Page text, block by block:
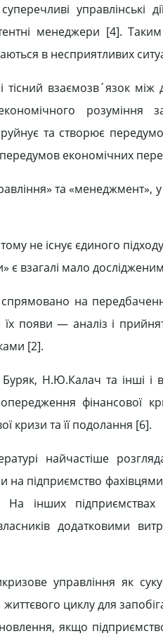
управлінські
менеджери [4].
в несприятливих
тісний взаємозв´язок
розуміння
та створює
економічних
та «менеджмент»,
не існує єдиного
є взагалі мало
на
їх появи — аналіз і
[2].
Н.Ю.Калач та інші і
фінансової
кризи та її подолання [6].
найчастіше
підприємство фахівцями
На інших підприємствах
додатковими
управління як
життєвого циклу для
якщо